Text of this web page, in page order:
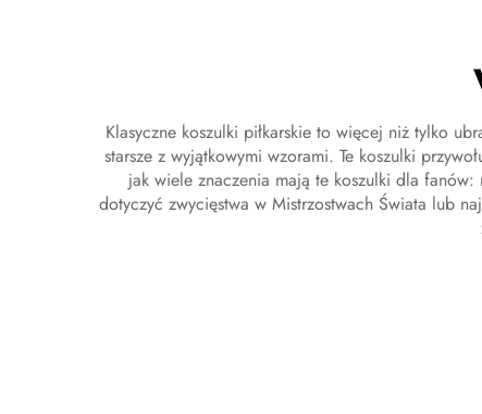
Klasyczne koszulki piłkarskie to więcej niż tylko
starsze z wyjątkowymi wzorami. Te koszulki
jak wiele znaczenia mają te koszulki dla
dotyczyć zwycięstwa w Mistrzostwach Świata lub